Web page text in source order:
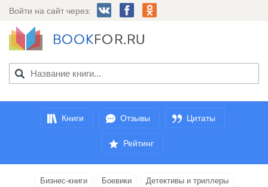
Войти на сайт через:
Книги Отзывы Цитаты
Рейтинг
Бизнес-книги Боевики
Детективы и триллеры